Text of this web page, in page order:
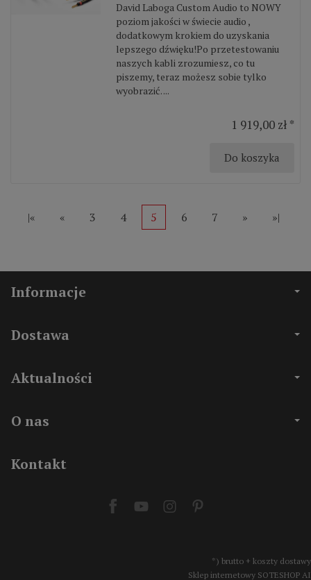
David Laboga Custom Audio to NOWY
poziom jakości w świecie audio ,
dodatkowym krokiem do uzyskania
lepszego dźwięku!Po przetestowaniu
naszych kabli zrozumiesz, co tu
piszemy, teraz możesz sobie tylko
wyobrazić. ...
1 919,00 zł *
Do koszyka
|« « 3 4 5 6 7 » »|
Informacje
Dostawa
Aktualności
O nas
Kontakt
*) brutto + koszty dostawy
Sklep internetowy SOTESHOP AI